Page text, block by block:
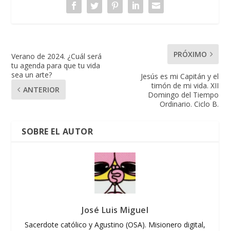
Verano de 2024. ¿Cuál será
tu agenda para que tu vida
sea un arte?
ANTERIOR
PRÓXIMO
Jesús es mi Capitán y el
timón de mi vida. XII
Domingo del Tiempo
Ordinario. Ciclo B.
SOBRE EL AUTOR
José Luis Miguel
Sacerdote católico y Agustino (OSA). Misionero digital,